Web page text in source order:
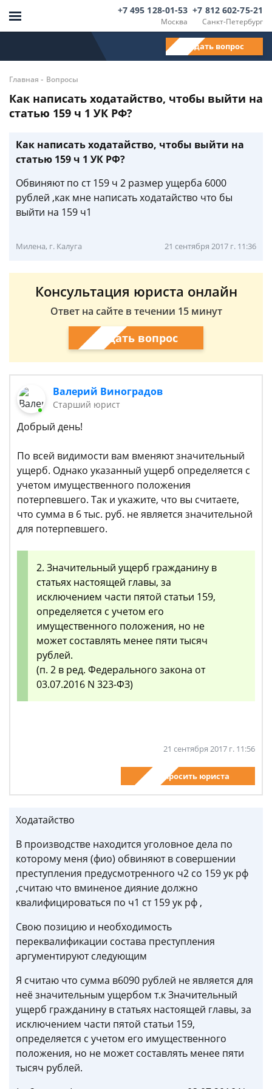
Москва
+7 495 128-01-53
Санкт-Петербург
+7 812 602-75-21
Задать вопрос
Главная - Вопросы
Как написать ходатайство, чтобы выйти на
статью 159 ч 1 УК РФ?
Как написать ходатайство, чтобы выйти на
статью 159 ч 1 УК РФ?
Обвиняют по ст 159 ч 2 размер ущерба 6000
рублей ,как мне написать ходатайство что бы
выйти на 159 ч1
Милена, г. Калуга 21 сентября 2017 г. 11:36
Консультация юриста онлайн
Ответ на сайте в течении 15 минут
Задать вопрос
Валерий Виноградов
Старший юрист
Добрый день!
По всей видимости вам вменяют значительный
ущерб. Однако указанный ущерб определяется с
учетом имущественного положения
потерпевшего. Так и укажите, что вы считаете,
что сумма в 6 тыс. руб. не является значительной
для потерпевшего.
2. Значительный ущерб гражданину в
статьях настоящей главы, за
исключением части пятой статьи 159,
определяется с учетом его
имущественного положения, но не
может составлять менее пяти тысяч
рублей.
(п. 2 в ред. Федерального закона от
03.07.2016 N 323-ФЗ)
21 сентября 2017 г. 11:56
Спросить юриста
Ходатайство
В производстве находится уголовное дела по
которому меня (фио) обвиняют в совершении
преступления предусмотренного ч2 со 159 ук рф
,считаю что вминеное дияние должно
квалифицироваться по ч1 ст 159 ук рф ,
Свою позицию и необходимость
переквалификации состава преступления
аргументируют следующим
Я считаю что сумма в6090 рублей не является для
неё значительным ущербом т.к Значительный
ущерб гражданину в статьях настоящей главы, за
исключением части пятой статьи 159,
определяется с учетом его имущественного
положения, но не может составлять менее пяти
тысяч рублей.